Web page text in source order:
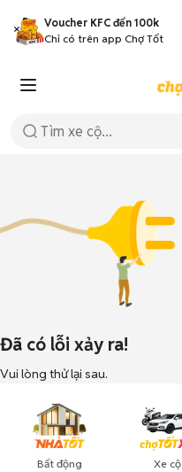
Voucher KFC đến 100k
Chỉ có trên app Chợ Tốt
Đã có lỗi xảy ra!
Vui lòng thử lại sau.
Bất động
Xe cộ